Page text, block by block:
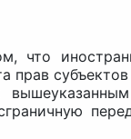
что
прав